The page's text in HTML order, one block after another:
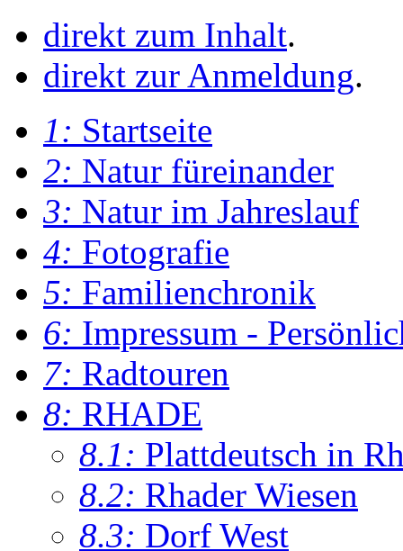
direkt zum Inhalt.
direkt zur Anmeldung.
1: Startseite
2: Natur füreinander
3: Natur im Jahreslauf
4: Fotografie
5: Familienchronik
6: Impressum -
7: Radtouren
8: RHADE
8.1: Plattdeutsch in
8.2: Rhader Wiesen
8.3: Dorf West